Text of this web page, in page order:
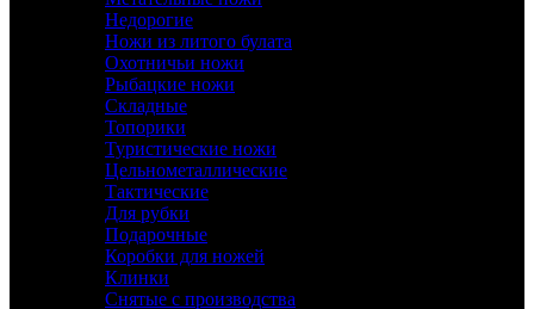
Недорогие
Ножи из литого булата
Охотничьи ножи
Рыбацкие ножи
Складные
Топорики
Туристические ножи
Цельнометаллические
Тактические
Для рубки
Подарочные
Коробки для ножей
Клинки
Снятые с производства